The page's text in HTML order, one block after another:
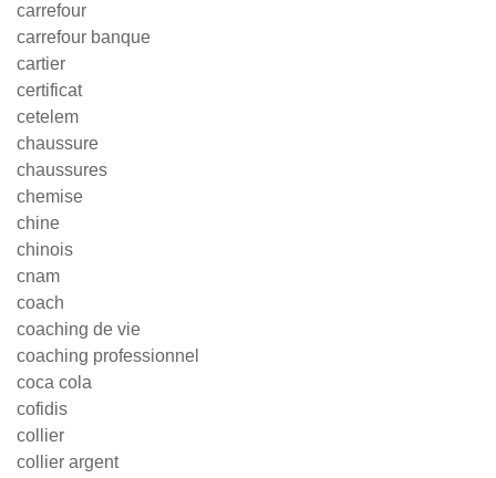
carrefour
carrefour banque
cartier
certificat
cetelem
chaussure
chaussures
chemise
chine
chinois
cnam
coach
coaching de vie
coaching professionnel
coca cola
cofidis
collier
collier argent